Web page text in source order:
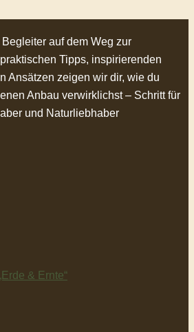
auf dem Weg zur
Tipps, inspirierenden
Ansätzen zeigen wir dir, wie du
Anbau verwirklichst – Schritt für
und Naturliebhaber
& Ernte“